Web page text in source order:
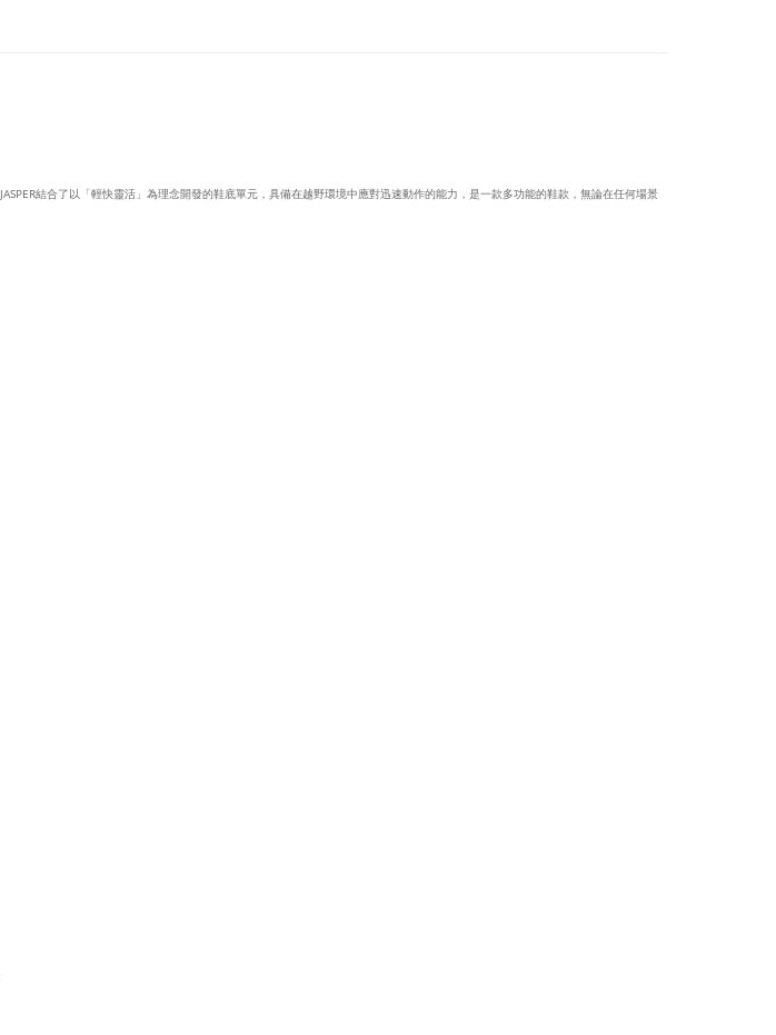
JASPER結合了以「輕快靈活」為理念開發的鞋底單元，具備在越野環境中應對迅速動作的能力，是一款多功能的鞋款，無論在任何場景